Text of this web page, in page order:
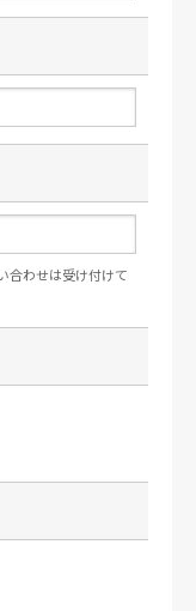
合わせは受け付けて